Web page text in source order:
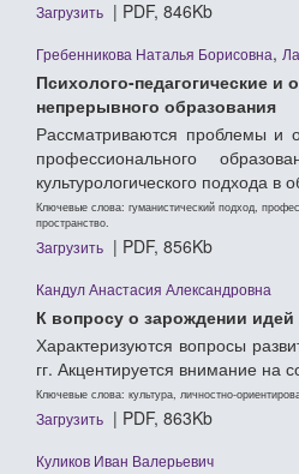
Загрузить
| PDF, 846Kb
Гребенникова Наталья Борисовна,
Психолого-педагогические
непрерывного образования
Рассматриваются проблемы и
профессионального
культурологического подхода в
Ключевые слова: гуманистический подход,
пространство.
Загрузить
| PDF, 856Kb
Кандул Анастасия Александровна
К вопросу о зарождении идей
Характеризуются вопросы
гг. Акцентируется внимание на
Ключевые слова: культура, личностно-
Загрузить
| PDF, 863Kb
Куликов Иван Валерьевич